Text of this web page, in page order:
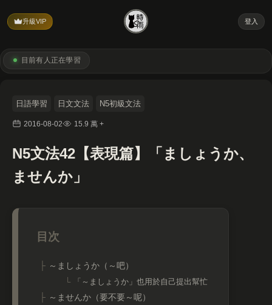
升級VIP 登入
目前有 人正在學習
日語學習 日文文法 N5初級文法
2016-08-02 15.9 萬 +
N5文法42【表現篇】「ましょうか、
ませんか」
～ましょうか（～吧）
「～ましょうか」也用於自己提出幫忙
～ませんか（要不要～呢）